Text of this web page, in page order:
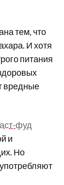
тем, что
И хотя
питания
вредные
фуд
и
Но